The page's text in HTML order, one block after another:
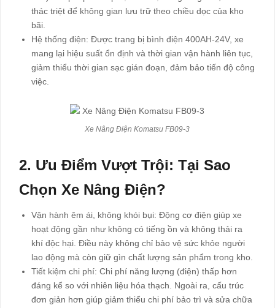
thác triệt để không gian lưu trữ theo chiều dọc của kho
bãi.
Hệ thống điện: Được trang bị bình điện 400AH-24V, xe
mang lại hiệu suất ổn định và thời gian vận hành liên tục,
giảm thiểu thời gian sạc gián đoạn, đảm bảo tiến độ công
việc.
Xe Nâng Điện Komatsu FB09-3
2. Ưu Điểm Vượt Trội: Tại Sao
Chọn Xe Nâng Điện?
Vận hành êm ái, không khói bụi: Động cơ điện giúp xe
hoạt động gần như không có tiếng ồn và không thải ra
khí độc hại. Điều này không chỉ bảo vệ sức khỏe người
lao động mà còn giữ gìn chất lượng sản phẩm trong kho.
Tiết kiệm chi phí: Chi phí năng lượng (điện) thấp hơn
đáng kể so với nhiên liệu hóa thạch. Ngoài ra, cấu trúc
đơn giản hơn giúp giảm thiểu chi phí bảo trì và sửa chữa